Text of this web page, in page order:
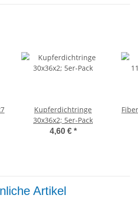
Kupferdichtringe
30x36x2; 5er-Pack
4,60 € *
Artikel